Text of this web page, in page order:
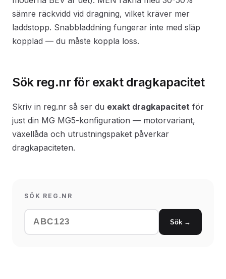
sämre räckvidd vid dragning, vilket kräver mer
laddstopp. Snabbladdning fungerar inte med släp
kopplad — du måste koppla loss.
Sök reg.nr för exakt dragkapacitet
Skriv in reg.nr så ser du exakt dragkapacitet för
just din MG MG5-konfiguration — motorvariant,
växellåda och utrustningspaket påverkar
dragkapaciteten.
SÖK REG.NR
Sök →